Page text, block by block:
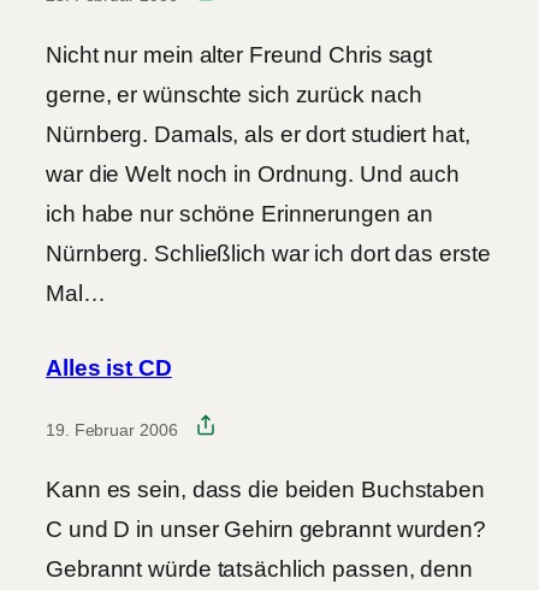
Nicht nur mein alter Freund Chris sagt
gerne, er wünschte sich zurück nach
Nürnberg. Damals, als er dort studiert hat,
war die Welt noch in Ordnung. Und auch
ich habe nur schöne Erinnerungen an
Nürnberg. Schließlich war ich dort das erste
Mal…
Alles ist CD
19. Februar 2006
Kann es sein, dass die beiden Buchstaben
C und D in unser Gehirn gebrannt wurden?
Gebrannt würde tatsächlich passen, denn